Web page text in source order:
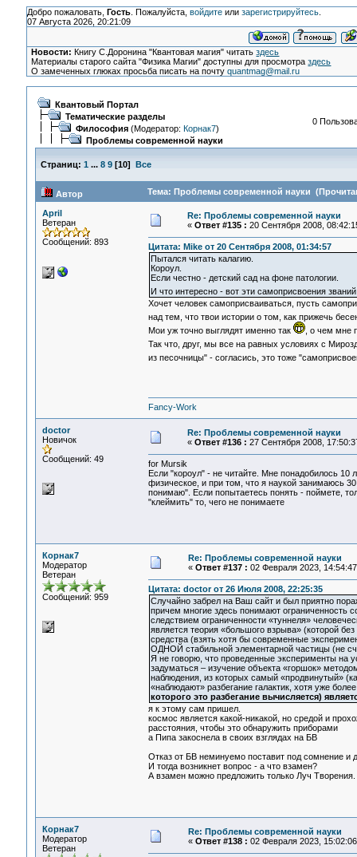
Добро пожаловать, Гость. Пожалуйста, войдитеили зарегистрируйтесь.
07 Августа 2026, 20:21:09
Новости: Книгу С.Доронина "Квантовая магия" читатьздесь
Материалы старого сайта "Физика Магии" доступны для просмотраздесь
О замеченных глюках просьба писать на почтуquantmag@mail.ru
Квантовый Портал
Тематические разделы
Философия(Модератор: Корнак7)
Проблемы современной науки
0
Страниц: 1 ... 8 9[10] Все
Автор Тема: Проблемы современной науки
April
Ветеран
Сообщений: 893
Re: Проблемы современной науки
« Ответ #135 : 20 Сентября 2008,
Цитата: Mike от 20 Сентября 2008, 01:34:57
Пытался читать калагию.
Короул.
Если честно - детский сад на фоне патологии.
И что интересно - вот эти самоприсвоения
Хочет человек самоприсваиваться, пусть
над тем, что твои истории о том, как прижечь
Мои уж точно выглядят именно так
, о чем мне
Так что, друг, мы все на равных условиях с
из песочницы" - согласись, это тоже
Fancy-Work
doctor
Новичок
Сообщений: 49
Re: Проблемы современной науки
« Ответ #136 : 27 Сентября 2008,
for Mursik
Если "короул" - не читайте. Мне понадобилось
физическое, и при том, что я наукой занимаюсь
понимаю". Если попытаетесь понять - поймете,
"клеймить" то, чего не понимаете
Корнак7
Модератор
Ветеран
Сообщений: 959
Re: Проблемы современной науки
« Ответ #137 : 02 Февраля 2023,
Цитата: doctor от 26 Июля 2008, 22:25:35
Случайно забрел на Ваш сайт и был приятно
причем многие здесь понимают ограниченность
следствием ограниченности «туннеля»
является теория «большого взрыва» (которой
средства (взять хотя бы современные
ОДНОЙ стабильной элементарной частицы (не
Я не говорю, что проведенные эксперименты на
задуматься – изучение объекта «горшок»
наблюдения, из которых самый «продвинутый»
«наблюдают» разбегание галактик, хотя уже
которого это разбегание вычисляется)
я к этому сам пришел.
космос является какой-никакой, но средой и
расстояния, чтобы это обнаружить приборами
а Пипа закоснела в своих взглядах на БВ
Отказ от БВ неминуемо поставит под сомнение и
И тогда возникнет вопрос - а что взамен?
А взамен можно предложить только Луч Творения.
Корнак7
Модератор
Ветеран
Re: Проблемы современной науки
« Ответ #138 : 02 Февраля 2023,